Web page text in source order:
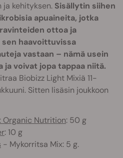
ja kehityksen. Sisällytin siihen
apuaineita, jotka
ottoa ja
haavoittuvissa
vastaan – nämä usein
voivat jopa tappaa niitä.
Biobizz Light Mixiä 11-
Sitten lisäsin joukkoon
Organic Nutrition: 50 g
: 10 g
- Mykorritsa Mix: 5 g.